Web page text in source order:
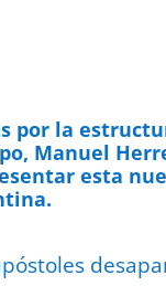
por la
Manuel
esta